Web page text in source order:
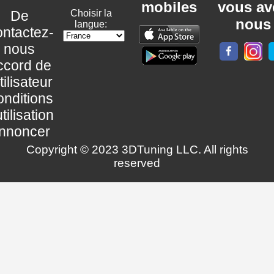
De
nous
de
Choisir la
langue:
mobiles
vous
nous
Copyright © 2023 3DTuning LLC. All rights
reserved